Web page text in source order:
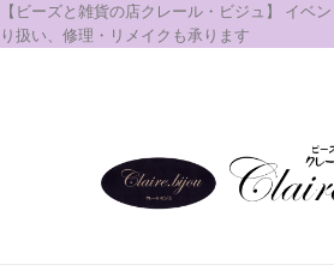
【ビーズと雑貨の店クレール・ビジュ】 イベ
り扱い、修理・リメイクも承ります